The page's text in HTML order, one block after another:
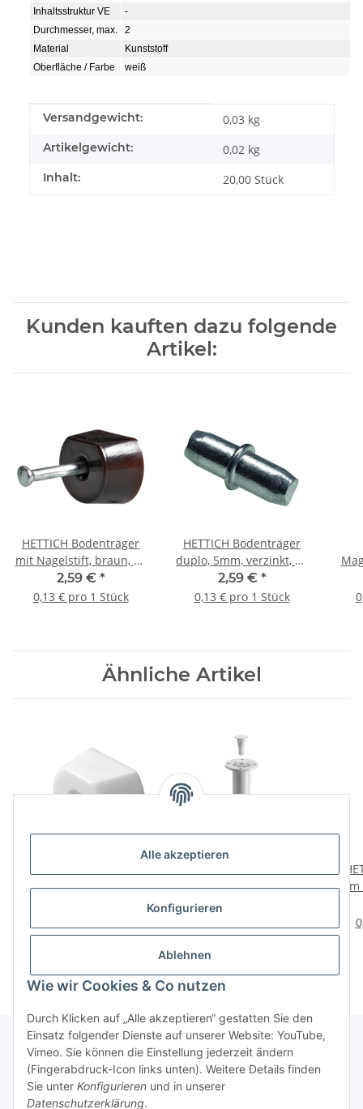
Alle akzeptieren
Konfigurieren
Ablehnen
Wie wir Cookies & Co nutzen
Durch Klicken auf „Alle akzeptieren“ gestatten Sie den
Einsatz folgender Dienste auf unserer Website: YouTube,
Vimeo. Sie können die Einstellung jederzeit ändern
(Fingerabdruck-Icon links unten). Weitere Details finden
Sie unter Konfigurieren und in unserer
Datenschutzerklärung.
Inhaltsstruktur VE
-
Durchmesser, max.
2
Material
Kunststoff
Oberfläche / Farbe
weiß
Produkteigenschaft
Wert
Versandgewicht: 0,03 kg
Artikelgewicht: 0,02 kg
Inhalt: 20,00 Stück
Kunden kauften dazu folgende
Artikel:
HETTICH Bodenträger
mit Nagelstift, braun, 20
Stück
2,59 € *
0,13 € pro 1 Stück
HETTICH Bodenträger
duplo, 5mm, verzinkt, 20
Stück
2,59 € *
0,13 € pro 1 Stück
Ähnliche Artikel
mit Nagelstift, weiß, 20
mm, Kunststoff, weiß
2,59 €
zum
Über uns